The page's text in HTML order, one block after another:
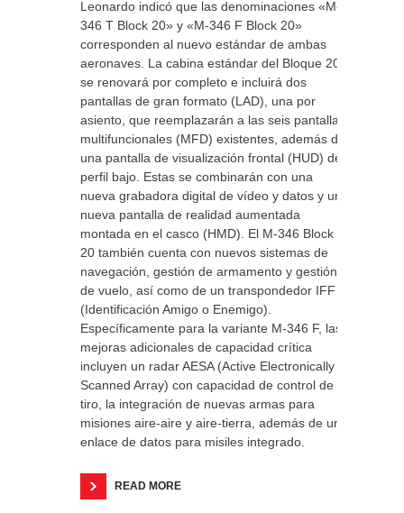
Leonardo indicó que las denominaciones «M-
346 T Block 20» y «M-346 F Block 20»
corresponden al nuevo estándar de ambas
aeronaves. La cabina estándar del Bloque 20
se renovará por completo e incluirá dos
pantallas de gran formato (LAD), una por
asiento, que reemplazarán a las seis pantallas
multifuncionales (MFD) existentes, además de
una pantalla de visualización frontal (HUD) de
perfil bajo. Estas se combinarán con una
nueva grabadora digital de vídeo y datos y una
nueva pantalla de realidad aumentada
montada en el casco (HMD). El M-346 Block
20 también cuenta con nuevos sistemas de
navegación, gestión de armamento y gestión
de vuelo, así como de un transpondedor IFF
(Identificación Amigo o Enemigo).
Específicamente para la variante M-346 F, las
mejoras adicionales de capacidad crítica
incluyen un radar AESA (Active Electronically
Scanned Array) con capacidad de control de
tiro, la integración de nuevas armas para
misiones aire-aire y aire-tierra, además de un
enlace de datos para misiles integrado.
READ MORE